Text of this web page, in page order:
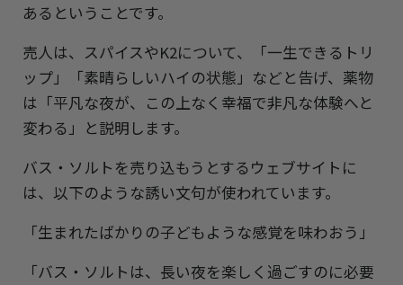
あるということです。
売人は、スパイスやK2について、「一生できるトリ
ップ」「素晴らしいハイの状態」などと告げ、薬物
は「平凡な夜が、この上なく幸福で非凡な体験へと
変わる」と説明します。
バス・ソルトを売り込もうとするウェブサイトに
は、以下のような誘い文句が使われています。
「生まれたばかりの子どもような感覚を味わおう」
「バス・ソルトは、長い夜を楽しく過ごすのに必要